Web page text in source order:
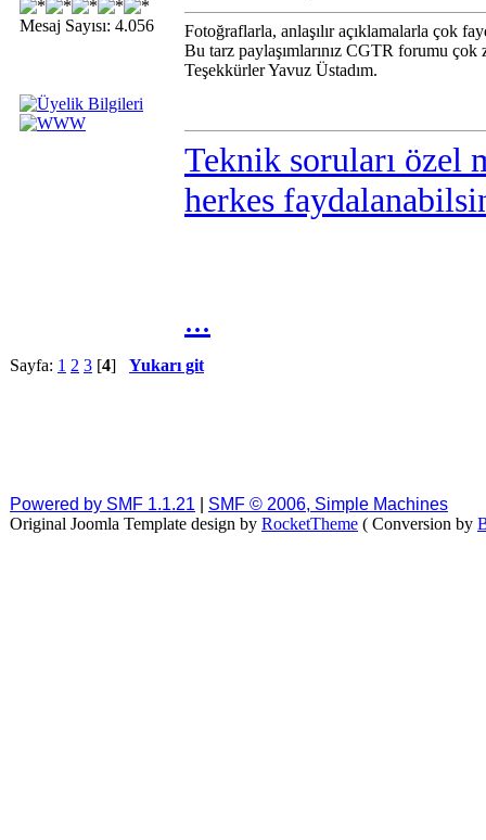
Mesaj Sayısı: 4.056
Fotoğraflarla, anlaşılır açıklamalarla çok
Bu tarz paylaşımlarınız CGTR forumu çok
Teşekkürler Yavuz Üstadım.
Teknik soruları özel
herkes
...
Sayfa: 1 2 3 [4] Yukarı git
Powered by SMF 1.1.21
SMF © 2006, Simple Machines
Original Joomla Template design by RocketTheme ( Conversion by